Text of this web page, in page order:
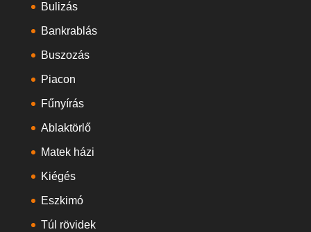
Bulizás
Bankrablás
Buszozás
Piacon
Fűnyírás
Ablaktörlő
Matek házi
Kiégés
Eszkimó
Túl rövidek